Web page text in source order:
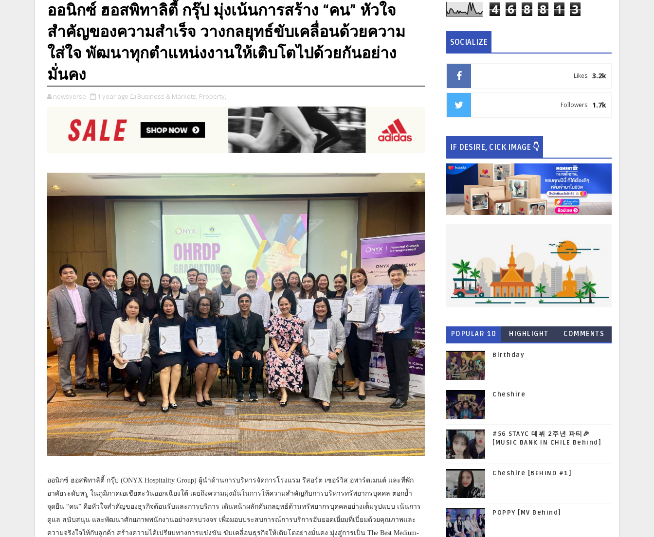
ออนิกซ์ ฮอสพิทาลิตี้ กรุ๊ป มุ่งเน้นการสร้าง “คน” หัวใจ
สำคัญของความสำเร็จ วางกลยุทธ์ขับเคลื่อนด้วยความ
ใส่ใจ พัฒนาทุกตำแหน่งงานให้เติบโตไปด้วยกันอย่าง
มั่นคง
newsverse 1 year ago Business & Markets, Property,
ออนิกซ์ ฮอสพิทาลิตี้ กรุ๊ป (ONYX Hospitality Group) ผู้นำด้านการบริหารจัดการโรงแรม รีสอร์ต เซอร์วิส อพาร์ตเมนต์ และที่พัก
อาศัยระดับหรู ในภูมิภาคเอเชียตะวันออกเฉียงใต้ เผยถึงความมุ่งมั่นในการให้ความสำคัญกับการบริหารทรัพยากรบุคคล ตอกย้ำ
จุดยืน “คน” คือหัวใจสำคัญของธุรกิจต้อนรับและการบริการ เดินหน้าผลักดันกลยุทธ์ด้านทรัพยากรบุคคลอย่างเต็มรูปแบบ เน้นการ
ดูแล สนับสนุน และพัฒนาศักยภาพพนักงานอย่างครบวงจร เพื่อมอบประสบการณ์การบริการอันยอดเยี่ยมที่เปี่ยมด้วยคุณภาพและ
ความจริงใจให้กับลูกค้า สร้างความได้เปรียบทางการแข่งขัน ขับเคลื่อนธุรกิจให้เติบโตอย่างมั่นคง มุ่งสู่การเป็น The Best Medium-
4 6 8 8 1 3
SOCIALIZE
3.2k
Likes
1.7k
Followers
IF DESIRE, CICK IMAGE 👇
POPULAR 10
HIGHLIGHT
COMMENTS
Birthday
Cheshire
#56 STAYC 데뷔 2주년 파티🎉
[MUSIC BANK IN CHILE Behind]
Cheshire [BEHIND #1]
POPPY [MV Behind]